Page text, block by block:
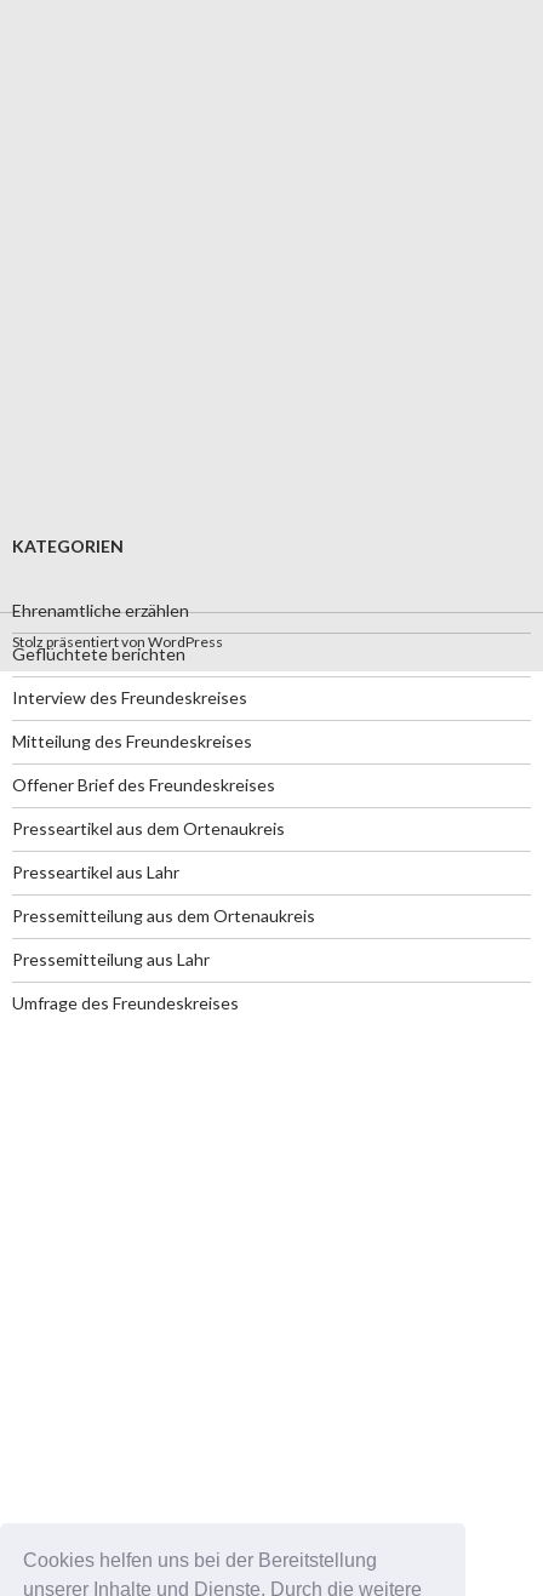
Cookies helfen uns bei der Bereitstellung
unserer Inhalte und Dienste. Durch die weitere
KATEGORIEN
Ehrenamtliche erzählen
Geflüchtete berichten
Interview des Freundeskreises
Mitteilung des Freundeskreises
Offener Brief des Freundeskreises
Presseartikel aus dem Ortenaukreis
Presseartikel aus Lahr
Pressemitteilung aus dem Ortenaukreis
Pressemitteilung aus Lahr
Umfrage des Freundeskreises
Stolz präsentiert von WordPress